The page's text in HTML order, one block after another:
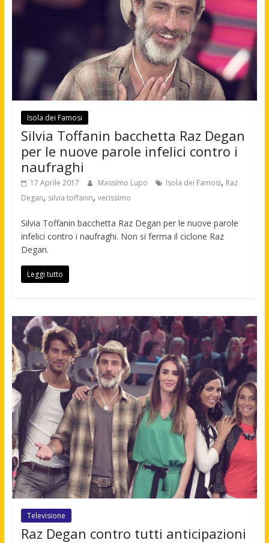
Isola dei Famosi
Silvia Toffanin bacchetta Raz Degan
per le nuove parole infelici contro i
naufraghi
17 Aprile 2017 Massimo Lupo Isola dei Famosi, Raz
Degan, silvia toffanin, verissimo
Silvia Toffanin bacchetta Raz Degan per le nuove parole
infelici contro i naufraghi. Non si ferma il ciclone Raz
Degan.
Leggi tutto
Televisione
Raz Degan contro tutti anticipazioni